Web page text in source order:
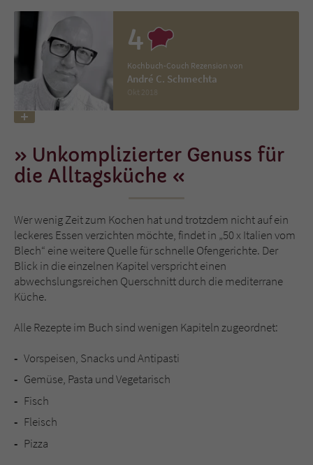
4
Kochbuch-Couch Rezension von
André C. Schmechta
Unkomplizierter Genuss für
die Alltagsküche
Wer wenig Zeit zum Kochen hat und trotzdem nicht auf ein
leckeres Essen verzichten möchte, findet in „50 x Italien vom
Blech“ eine weitere Quelle für schnelle Ofengerichte. Der
Blick in die einzelnen Kapitel verspricht einen
abwechslungsreichen Querschnitt durch die mediterrane
Küche.
Alle Rezepte im Buch sind wenigen Kapiteln zugeordnet:
Vorspeisen, Snacks und Antipasti
Gemüse, Pasta und Vegetarisch
Fisch
Fleisch
Pizza
Name tx_pwcomments_ahash
Anbieter Literatur-Couch Medien GmbH & Co. KG
Laufzeit 1 Jahr
Name fe_typo_user
Laufzeit Session
Zweck
Dieses Cookie gewährleistet die
Kommunikation der Webseite mit dem
überprüfen.